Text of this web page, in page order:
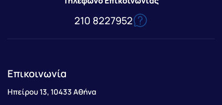
210 8227952
Επικοινωνία
Ηπείρου 13, 10433 Αθήνα